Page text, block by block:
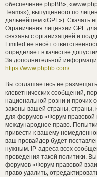
обеспечение phpBB»,
Teams»), выпущенного по
дальнейшем «GPL»). Скачать
Ограничения лицензии GPL
связаны с организацией и
Limited не несёт
определяет в качестве
За дополнительной
https://www.phpbb.com/.
Вы соглашаетесь не
клеветнических сообщений,
национальной розни и прочих
законы вашей страны, страны,
для форумов «Форум
международное право.
привести к вашему
ваш провайдер будет
нужным. IP-адреса всех
проведения такой политики.
форумов «Форум правовой
право удалить,